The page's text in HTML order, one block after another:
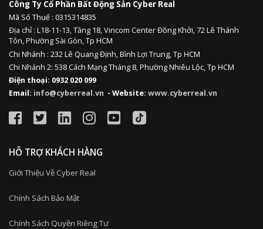
Công Ty Cổ Phần Bất Động Sản Cyber Real
Mã Số Thuế : 0315314835
Địa chỉ : L18-11-13,Tầng 18, Vincom Center Đồng Khởi, 72 Lê Thánh
Tôn, Phường Sài Gòn, Tp HCM
Chi Nhánh : 232 Lê Quang Định,Bình Lợi Trung,Tp HCM
Chi Nhánh 2: 538 Cách Mạng Tháng 8, Phường Nhiêu Lộc, Tp HCM
Điện thoại: 0932 020 099
Email: info@cyberreal.vn - Website: www.cyberreal.vn
HỖ TRỢ KHÁCH HÀNG
Giới Thiệu Về Cyber Real
Chính Sách Bảo Mật
Chính Sách Quyền Riêng Tư